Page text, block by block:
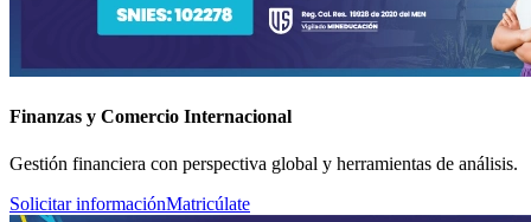
Finanzas y Comercio Internacional
Gestión financiera con perspectiva global y herramientas de análisis.
Solicitar informaciónMatricúlate